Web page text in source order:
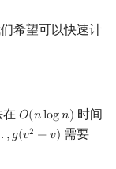
希望可以快速计
在𝑂(𝑛log𝑛)
O(nlogn)
时间
,𝑔(𝑣2 −𝑣)
( v2−v) 需要